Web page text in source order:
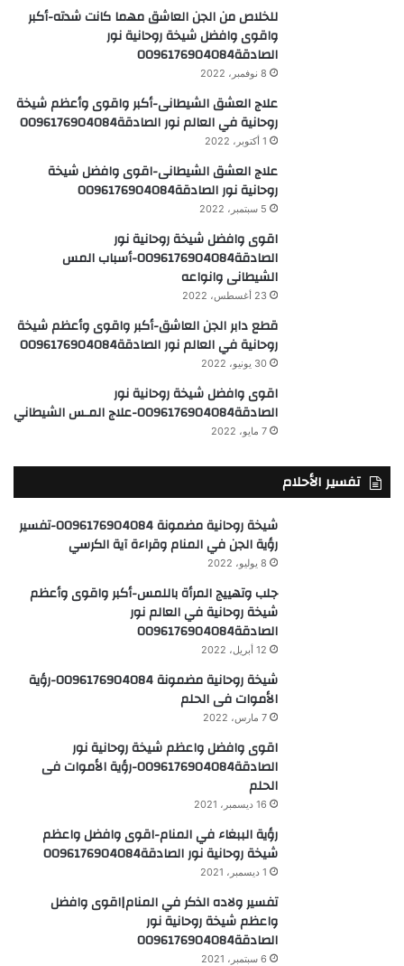
للخلاص من الجن العاشق مهما كانت شدته-أكبر
واقوى وافضل شيخة روحانية نور
الصادقة0096176904084
8 نوفمبر، 2022
علاج العشق الشيطانى-أكبر واقوى وأعظم شيخة
روحانية في العالم نور الصادقة0096176904084
1 أكتوبر، 2022
علاج العشق الشيطانى-اقوى وافضل شيخة
روحانية نور الصادقة0096176904084
5 سبتمبر، 2022
اقوى وافضل شيخة روحانية نور
الصادقة0096176904084-أسباب المس
الشيطانى وانواعه
23 أغسطس، 2022
قطع دابر الجن العاشق-أكبر واقوى وأعظم شيخة
روحانية في العالم نور الصادقة0096176904084
30 يونيو، 2022
اقوى وافضل شيخة روحانية نور
الصادقة0096176904084-علاج المـس الشيطاني
7 مايو، 2022
تفسير الأحلام
شيخة روحانية مضمونة 0096176904084-تفسير
رؤية الجن في المنام وقراءة آية الكرسي
8 يوليو، 2022
جلب وتهييج المرأة باللمس-أكبر واقوى وأعظم
شيخة روحانية في العالم نور
الصادقة0096176904084
12 أبريل، 2022
شيخة روحانية مضمونة 0096176904084-رؤية
الأموات فى الحلم
7 مارس، 2022
اقوى وافضل واعظم شيخة روحانية نور
الصادقة0096176904084-رؤية الأموات فى
الحلم
16 ديسمبر، 2021
رؤية الببغاء في المنام-اقوى وافضل واعظم
شيخة روحانية نور الصادقة0096176904084
1 ديسمبر، 2021
تفسير ولاده الذكر في المنام|اقوى وافضل
واعظم شيخة روحانية نور
الصادقة0096176904084
6 سبتمبر، 2021